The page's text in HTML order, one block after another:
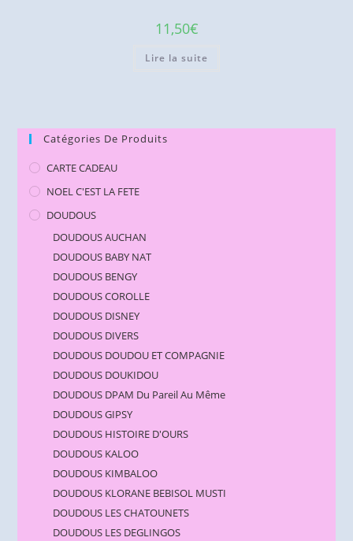
11,50€
Lire la suite
Catégories De Produits
CARTE CADEAU
NOEL C'EST LA FETE
DOUDOUS
DOUDOUS AUCHAN
DOUDOUS BABY NAT
DOUDOUS BENGY
DOUDOUS COROLLE
DOUDOUS DISNEY
DOUDOUS DIVERS
DOUDOUS DOUDOU ET COMPAGNIE
DOUDOUS DOUKIDOU
DOUDOUS DPAM Du Pareil Au Même
DOUDOUS GIPSY
DOUDOUS HISTOIRE D'OURS
DOUDOUS KALOO
DOUDOUS KIMBALOO
DOUDOUS KLORANE BEBISOL MUSTI
DOUDOUS LES CHATOUNETS
DOUDOUS LES DEGLINGOS